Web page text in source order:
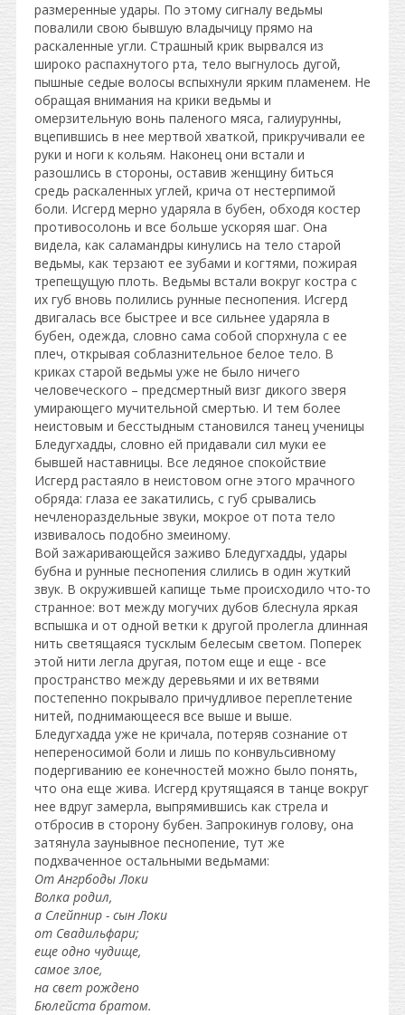
размеренные удары. По этому сигналу ведьмы
повалили свою бывшую владычицу прямо на
раскаленные угли. Страшный крик вырвался из
широко распахнутого рта, тело выгнулось дугой,
пышные седые волосы вспыхнули ярким пламенем. Не
обращая внимания на крики ведьмы и
омерзительную вонь паленого мяса, галиурунны,
вцепившись в нее мертвой хваткой, прикручивали ее
руки и ноги к кольям. Наконец они встали и
разошлись в стороны, оставив женщину биться
средь раскаленных углей, крича от нестерпимой
боли. Исгерд мерно ударяла в бубен, обходя костер
противосолонь и все больше ускоряя шаг. Она
видела, как саламандры кинулись на тело старой
ведьмы, как терзают ее зубами и когтями, пожирая
трепещущую плоть. Ведьмы встали вокруг костра с
их губ вновь полились рунные песнопения. Исгерд
двигалась все быстрее и все сильнее ударяла в
бубен, одежда, словно сама собой спорхнула с ее
плеч, открывая соблазнительное белое тело. В
криках старой ведьмы уже не было ничего
человеческого – предсмертный визг дикого зверя
умирающего мучительной смертью. И тем более
неистовым и бесстыдным становился танец ученицы
Бледугхадды, словно ей придавали сил муки ее
бывшей наставницы. Все ледяное спокойствие
Исгерд растаяло в неистовом огне этого мрачного
обряда: глаза ее закатились, с губ срывались
нечленораздельные звуки, мокрое от пота тело
извивалось подобно змеиному.
Вой зажаривающейся заживо Бледугхадды, удары
бубна и рунные песнопения слились в один жуткий
звук. В окружившей капище тьме происходило что-то
странное: вот между могучих дубов блеснула яркая
вспышка и от одной ветки к другой пролегла длинная
нить светящаяся тусклым белесым светом. Поперек
этой нити легла другая, потом еще и еще - все
пространство между деревьями и их ветвями
постепенно покрывало причудливое переплетение
нитей, поднимающееся все выше и выше.
Бледугхадда уже не кричала, потеряв сознание от
непереносимой боли и лишь по конвульсивному
подергиванию ее конечностей можно было понять,
что она еще жива. Исгерд крутящаяся в танце вокруг
нее вдруг замерла, выпрямившись как стрела и
отбросив в сторону бубен. Запрокинув голову, она
затянула заунывное песнопение, тут же
подхваченное остальными ведьмами:
От Ангрбоды Локи
Волка родил,
а Слейпнир - сын Локи
от Свадильфари;
еще одно чудище,
самое злое,
на свет рождено
Бюлейста братом.